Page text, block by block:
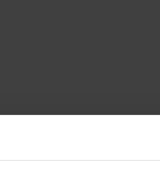
und dessen Auswirkungen auf
auf dem Gebiet der